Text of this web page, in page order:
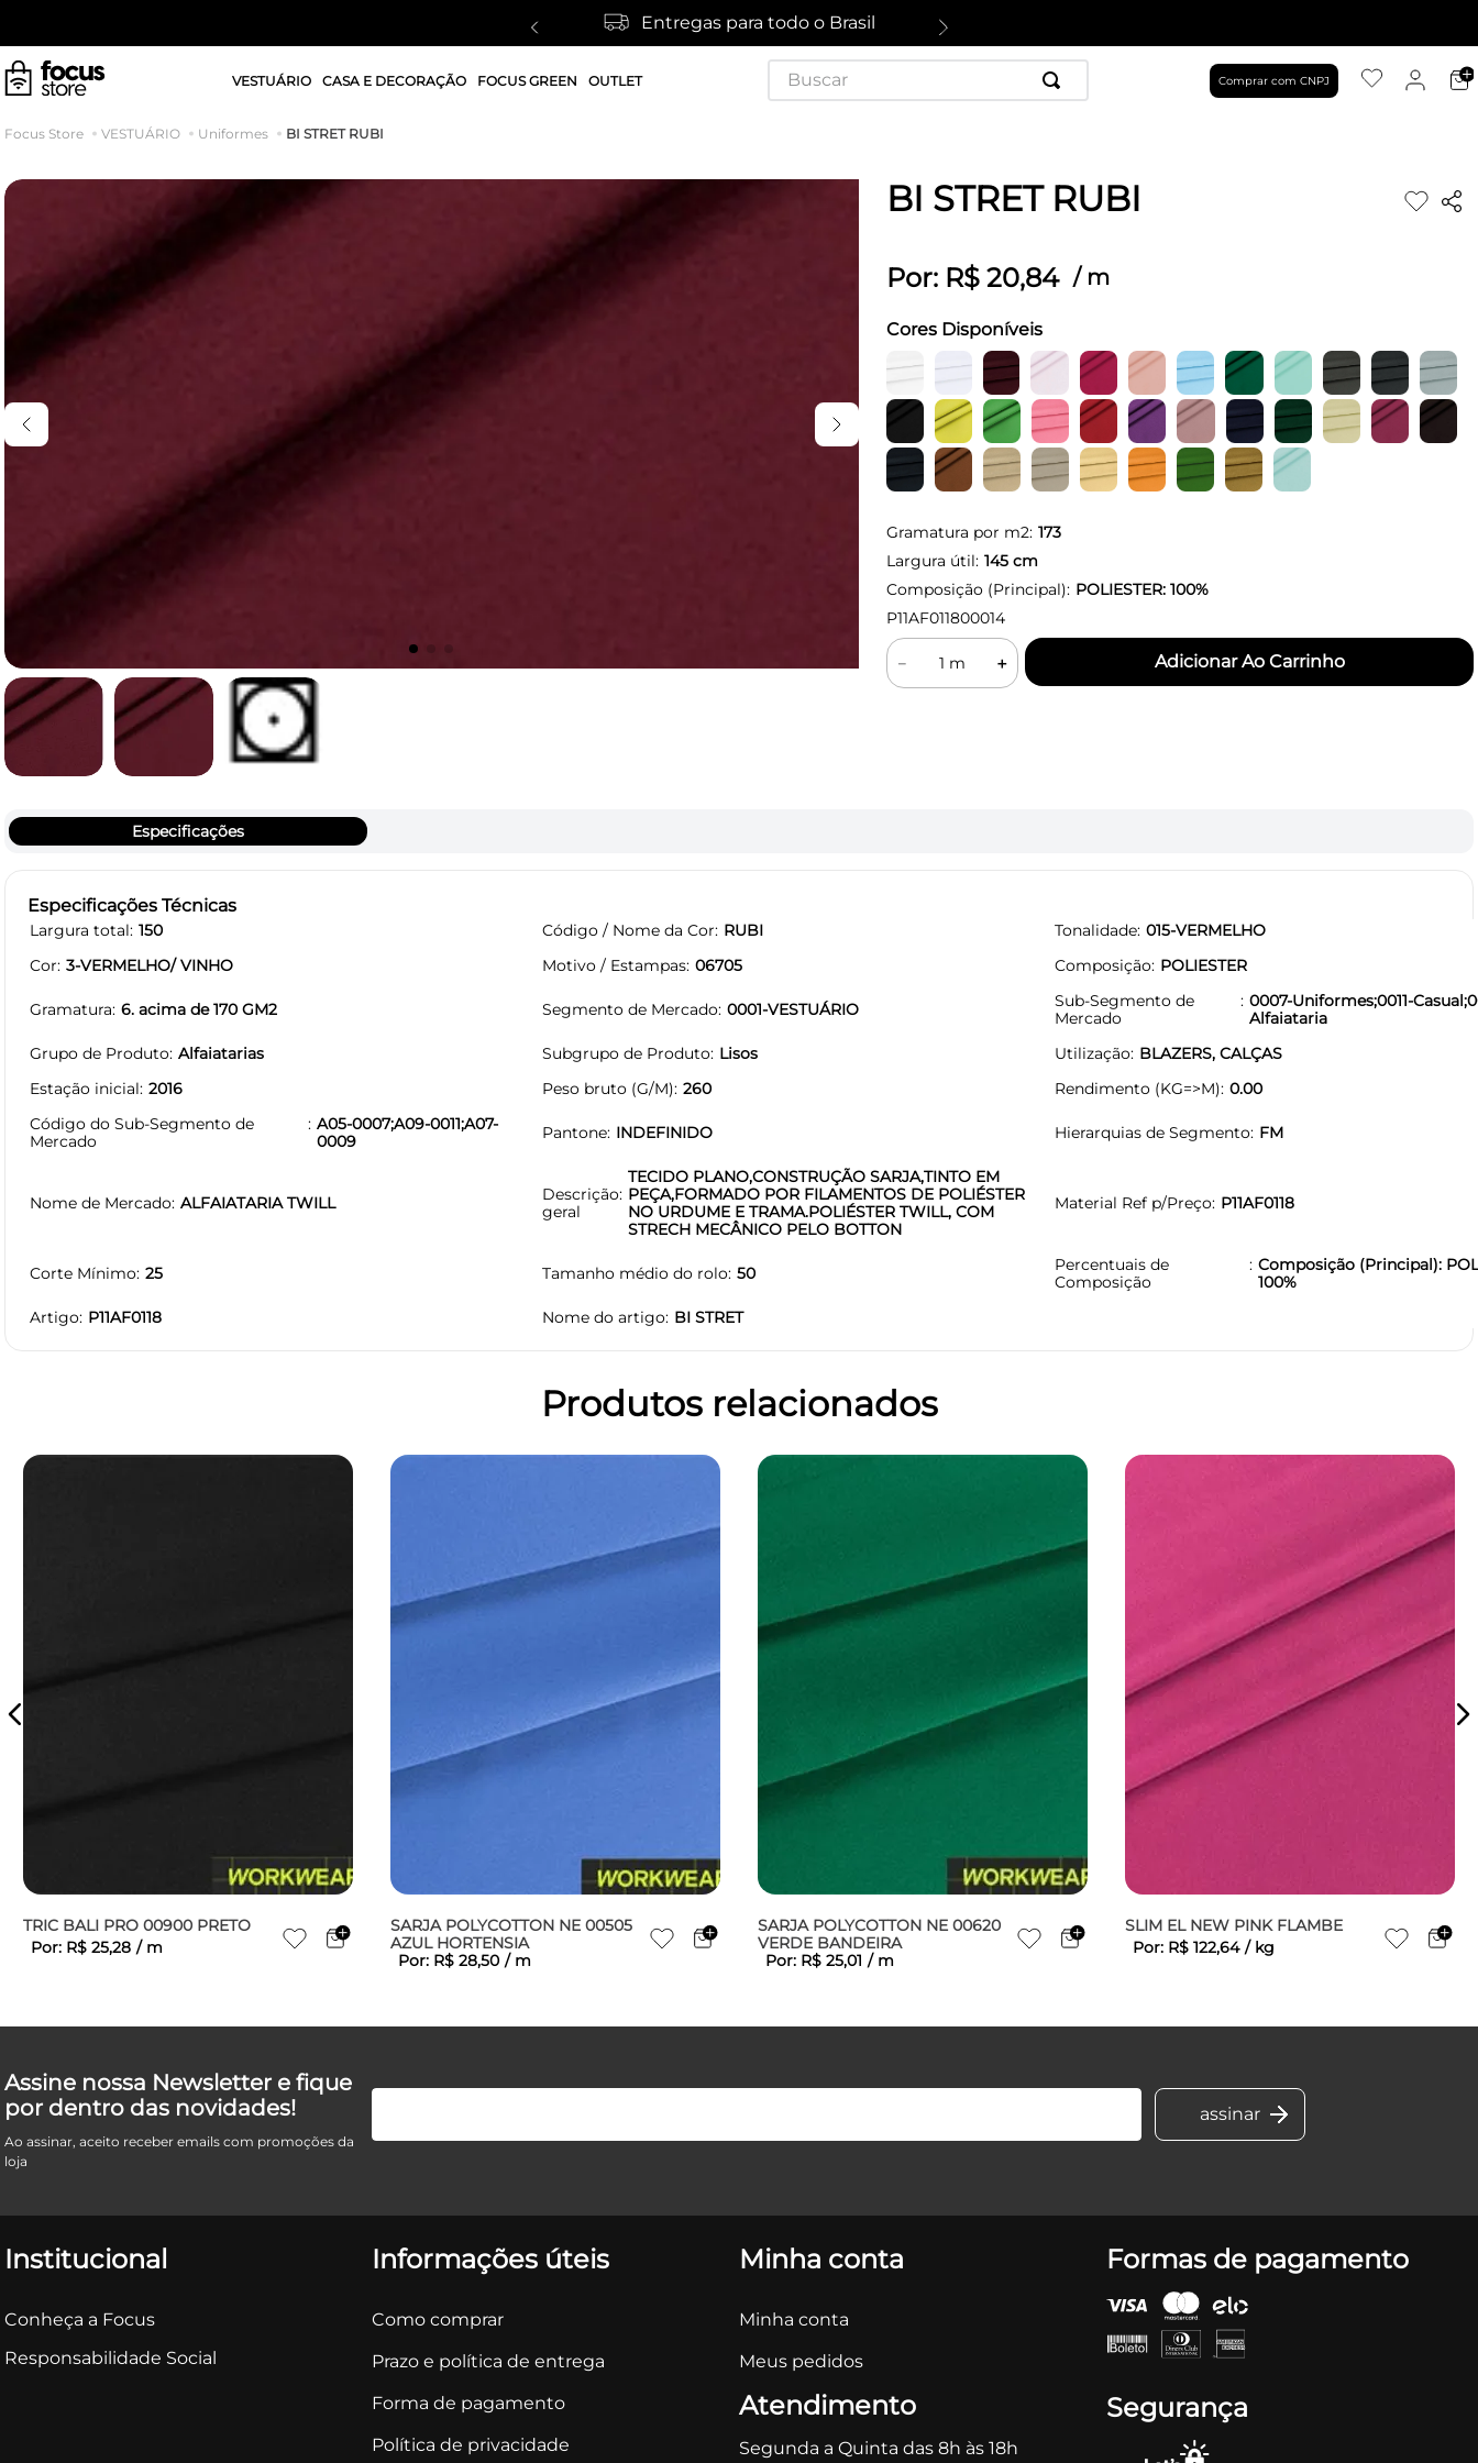
Entregas para todo o Brasil
VESTUÁRIO CASA E DECORAÇÃO FOCUS GREEN OUTLET
Buscar
Comprar com CNPJ
VESTUÁRIO Uniformes BI STRET RUBI
BI STRET RUBI
Por: R$ 20,84 / m
Cores Disponíveis
Gramatura por m2: 173
Largura útil: 145cm
Composição (Principal): POLIESTER: 100%
P11AF011800014
＋
－
Especificações
Especificações Técnicas
Largura total 150 Código / Nome da Cor RUBI Tonalidade 015-VERMELHO
Cor 3-VERMELHO/ VINHO Motivo / Estampas 06705 Composição POLIESTER
Gramatura 6. acima de 170 GM2 Segmento de Mercado 0001-VESTUÁRIO
Sub-Segmento de
Mercado
0007-Uniformes;0011-
Alfaiataria
Grupo de Produto Alfaiatarias Subgrupo de Produto Lisos Utilização BLAZERS, CALÇAS
Estação inicial 2016 Peso bruto (G/M) 260 Rendimento (KG=>M) 0.00
Código do Sub-Segmento de
Mercado
A05-0007;A09-0011;A07-
0009
Pantone INDEFINIDO Hierarquias de Segmento FM
Nome de Mercado ALFAIATARIA TWILL
Descrição
geral
TECIDO PLANO,CONSTRUÇÃO SARJA,TINTO EM
PEÇA,FORMADO POR FILAMENTOS DE POLIÉSTER
NO URDUME E TRAMA.POLIÉSTER TWILL, COM
STRECH MECÂNICO PELO BOTTON
Material Ref p/Preço P11AF0118
Corte Mínimo 25 Tamanho médio do rolo 50
Percentuais de
Composição
Composição (Principal):
100%
Artigo P11AF0118 Nome do artigo BI STRET
Produtos relacionados
TRIC BALI PRO 00900 PRETO
Por: R$ 25,28 / m
SARJA POLYCOTTON NE 00505
AZUL HORTENSIA
Por: R$ 28,50 / m
SARJA POLYCOTTON NE 00620
VERDE BANDEIRA
Por: R$ 25,01 / m
SLIM EL NEW PINK FLAMBE
Por: R$ 122,64 / kg
Assine nossa Newsletter e fique
por dentro das novidades!
Ao assinar, aceito receber emails com promoções da
loja
Institucional
Conheça a Focus
Responsabilidade Social
Informações úteis
Como comprar
Prazo e política de entrega
Forma de pagamento
Política de privacidade
Minha conta
Minha conta
Meus pedidos
Atendimento
Segunda a Quinta das 8h às 18h
Formas de pagamento
Segurança